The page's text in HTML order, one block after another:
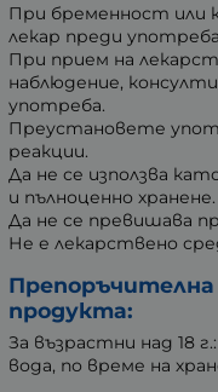
При бременност или
лекар преди
При прием на
наблюдение,
употреба.
Преустановете
реакции.
Да не се използва
и пълноценно хранене.
Да не се превишава
Не е лекарствено
Препоръчителна
продукта:
За възрастни над 18
вода, по време на